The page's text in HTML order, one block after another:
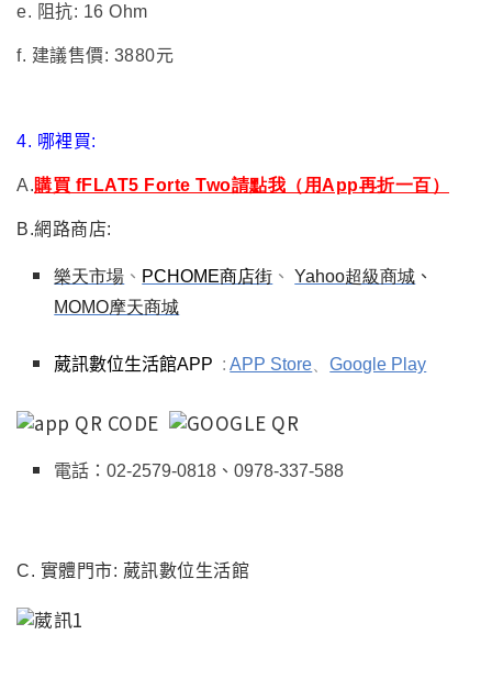
e. 阻抗: 16 Ohm
f. 建議售價: 3880元
4. 哪裡買:
A.購買 fFLAT5 Forte Two請點我（用App再折一百）
B.網路商店:
樂天市場 、 PCHOME商店街 、Yahoo超級商城 、
MOMO摩天商城
葳訊數位生活館APP :APP Store 、Google Play
電話：02-2579-0818、0978-337-588
C. 實體門市: 葳訊數位生活館